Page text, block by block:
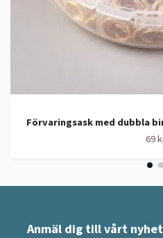
Förvaringsask med dubbla
69
Anmäl dig till vårt